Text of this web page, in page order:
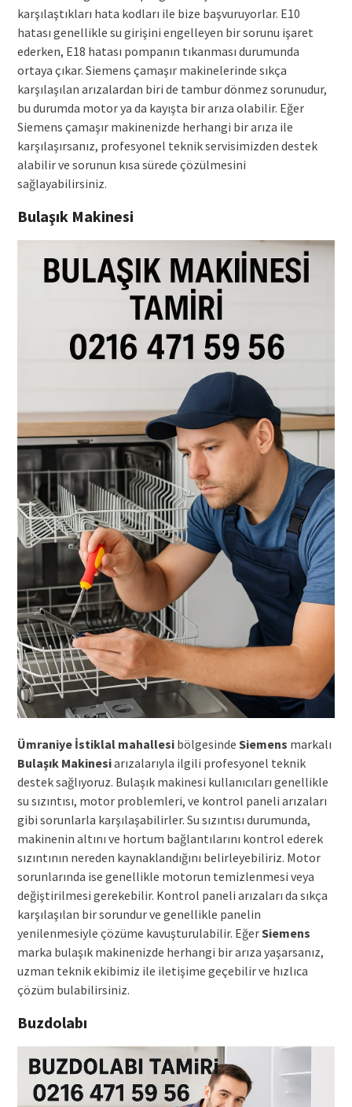
karşılaştıkları hata kodları ile bize başvuruyorlar. E10
hatası genellikle su girişini engelleyen bir sorunu işaret
ederken, E18 hatası pompanın tıkanması durumunda
ortaya çıkar. Siemens çamaşır makinelerinde sıkça
karşılaşılan arızalardan biri de tambur dönmez sorunudur,
bu durumda motor ya da kayışta bir arıza olabilir. Eğer
Siemens çamaşır makinenizde herhangi bir arıza ile
karşılaşırsanız, profesyonel teknik servisimizden destek
alabilir ve sorunun kısa sürede çözülmesini
sağlayabilirsiniz.
Bulaşık Makinesi
Ümraniye İstiklal mahallesibölgesinde Siemens markalı
Bulaşık Makinesiarızalarıyla ilgili profesyonel teknik
destek sağlıyoruz. Bulaşık makinesi kullanıcıları genellikle
su sızıntısı, motor problemleri, ve kontrol paneli arızaları
gibi sorunlarla karşılaşabilirler. Su sızıntısı durumunda,
makinenin altını ve hortum bağlantılarını kontrol ederek
sızıntının nereden kaynaklandığını belirleyebiliriz. Motor
sorunlarında ise genellikle motorun temizlenmesi veya
değiştirilmesi gerekebilir. Kontrol paneli arızaları da sıkça
karşılaşılan bir sorundur ve genellikle panelin
yenilenmesiyle çözüme kavuşturulabilir. EğerSiemens
marka bulaşık makinenizde herhangi bir arıza yaşarsanız,
uzman teknik ekibimiz ile iletişime geçebilir ve hızlıca
çözüm bulabilirsiniz.
Buzdolabı